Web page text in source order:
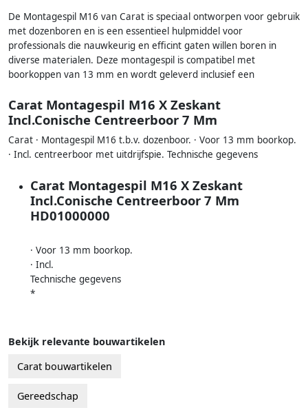
De Montagespil M16 van Carat is speciaal ontworpen voor gebruik
met dozenboren en is een essentieel hulpmiddel voor
professionals die nauwkeurig en efficint gaten willen boren in
diverse materialen. Deze montagespil is compatibel met
boorkoppen van 13 mm en wordt geleverd inclusief een
Carat Montagespil M16 X Zeskant
Incl.Conische Centreerboor 7 Mm
Carat · Montagespil M16 t.b.v. dozenboor. · Voor 13 mm boorkop.
· Incl. centreerboor met uitdrijfspie. Technische gegevens
Carat Montagespil M16 X Zeskant
Incl.Conische Centreerboor 7 Mm
HD01000000
· Voor 13 mm boorkop.
· Incl.
Technische gegevens
*
Bekijk relevante bouwartikelen
Carat bouwartikelen
Gereedschap